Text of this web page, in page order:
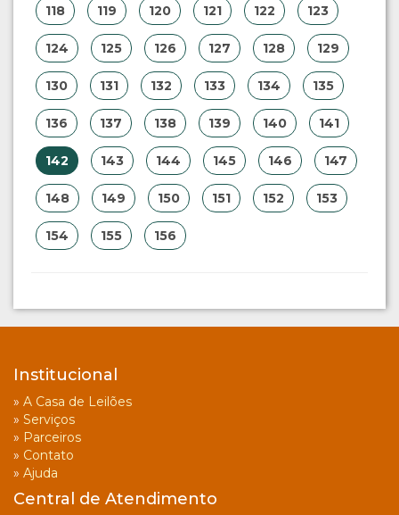
118 119 120 121 122 123
124 125 126 127 128 129
130 131 132 133 134 135
136 137 138 139 140 141
142 143 144 145 146 147
148 149 150 151 152 153
154 155 156
Institucional
» A Casa de Leilões
» Serviços
» Parceiros
» Contato
» Ajuda
Central de Atendimento